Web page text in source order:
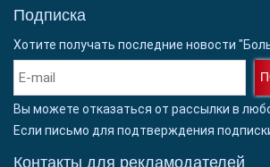
Подписка
Хотите получать последние новости
Вы можете отказаться от рассылки в
Если письмо для подтверждения
Контакты для рекламодателей